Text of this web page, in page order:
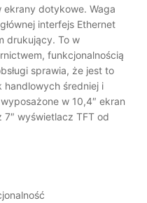
dotykowe. Waga
interfejs Ethernet
drukujący. To w
funkcjonalnością
sprawia, że jest to
handlowych średniej i
w 10,4″ ekran
wyświetlacz TFT od